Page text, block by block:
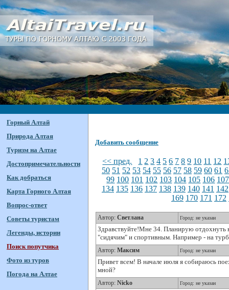
Горный Алтай
Природа Алтая
Туризм на Алтае
Достопримечательности
Как добраться
Карта Горного Алтая
Вопрос-ответ
Советы туристам
Легенды, истории
Поиск попутчика
Фото из туров
Погода на Алтае
Добавить сообщение
<< пред. 1 2 3 4 5 6 7 8 9 10 11 12
50 51 52 53 54 55 56 57 58 59 60 61
99 100 101 102 103 104 105 106 107
134 135 136 137 138 139 140 141 142
169 170 171 172
Автор: Светлана Город: не указан
Здравствуйте!Мне 34. Планирую отдохнуть
"сидячим" и спортивным. Например - на
Автор: Максим Город: не указан
Привет всем! В начале июля я собираюсь
мной?
Автор: Nicko Город: не указан